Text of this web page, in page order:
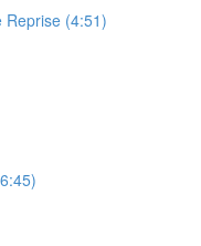
Reprise (4:51)